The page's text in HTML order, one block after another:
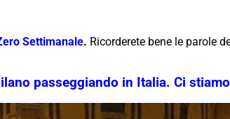
Settimanale. Ricorderete bene le parole
passeggiando in Italia. Ci